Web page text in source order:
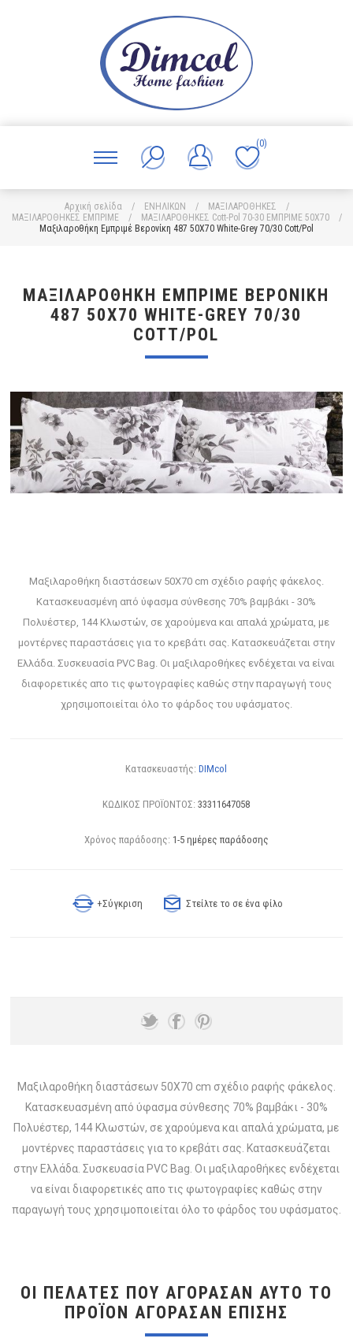
(0)
Αρχική σελίδα / ΕΝΗΛΙΚΩΝ / ΜΑΞΙΛΑΡΟΘΗΚΕΣ
/
ΜΑΞΙΛΑΡΟΘΗΚΕΣ ΕΜΠΡΙΜΕ
/ ΜΑΞΙΛΑΡΟΘΗΚΕΣ Cott-Pol 70-30 ΕΜΠΡΙΜΕ 50Χ70
/
Μαξιλαροθήκη Εμπριμέ Βερονίκη 487 50X70 White-Grey 70/30 Cott/Pol
ΜΑΞΙΛΑΡΟΘΉΚΗ ΕΜΠΡΙΜΈ ΒΕΡΟΝΊΚΗ
487 50X70 WHITE-GREY 70/30
COTT/POL
Μαξιλαροθήκη διαστάσεων 50Χ70 cm σχέδιο ραφής φάκελος.
Κατασκευασμένη από ύφασμα σύνθεσης 70% βαμβάκι - 30%
Πολυέστερ, 144 Κλωστών, σε χαρούμενα και απαλά χρώματα, με
μοντέρνες παραστάσεις για το κρεβάτι σας. Κατασκευάζεται στην
Ελλάδα. Συσκευασία PVC Bag. Οι μαξιλαροθήκες ενδέχεται να είναι
διαφορετικές απο τις φωτογραφίες καθώς στην παραγωγή τους
χρησιμοποιείται όλο το φάρδος του υφάσματος.
Κατασκευαστής: DIMcol
ΚΩΔΙΚΟΣ ΠΡΟΪΟΝΤΟΣ: 33311647058
Χρόνος παράδοσης: 1-5 ημέρες παράδοσης
+Σύγκριση Στείλτε το σε ένα φίλο
Μαξιλαροθήκη διαστάσεων 50Χ70 cm σχέδιο ραφής φάκελος.
Κατασκευασμένη από ύφασμα σύνθεσης 70% βαμβάκι - 30%
Πολυέστερ, 144 Κλωστών, σε χαρούμενα και απαλά χρώματα, με
μοντέρνες παραστάσεις για το κρεβάτι σας. Κατασκευάζεται
στην Ελλάδα. Συσκευασία PVC Bag. Οι μαξιλαροθήκες ενδέχεται
να είναι διαφορετικές απο τις φωτογραφίες καθώς στην
παραγωγή τους χρησιμοποιείται όλο το φάρδος του υφάσματος.
ΟΙ ΠΕΛΆΤΕΣ ΠΟΥ ΑΓΌΡΑΣΑΝ ΑΥΤΌ ΤΟ
ΠΡΟΪΌΝ ΑΓΌΡΑΣΑΝ ΕΠΊΣΗΣ